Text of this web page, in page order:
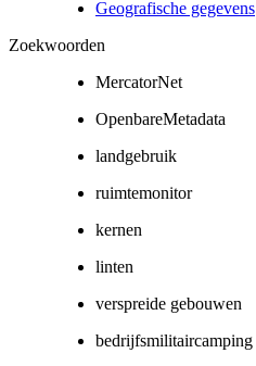
Geografische gegevens
Zoekwoorden
MercatorNet
OpenbareMetadata
landgebruik
ruimtemonitor
kernen
linten
verspreide gebouwen
bedrijfsmilitaircamping